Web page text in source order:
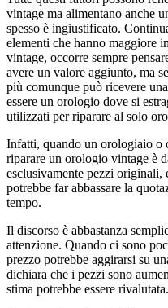
vintage ma alimentano anche
spesso è ingiustificato.
elementi che hanno maggiore
vintage, occorre sempre
avere un valore aggiunto, ma
più comunque può ricevere
essere un orologio dove si
utilizzati per riparare al solo
Infatti, quando un orologiaio o
riparare un orologio vintage è
esclusivamente pezzi originali,
potrebbe far abbassare la
tempo.
Il discorso è abbastanza
attenzione. Quando ci sono
prezzo potrebbe aggirarsi su
dichiara che i pezzi sono
stima potrebbe essere rivalutata.